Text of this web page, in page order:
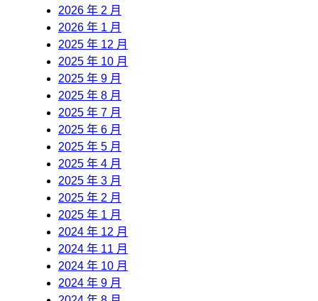
2026 年 2 月
2026 年 1 月
2025 年 12 月
2025 年 10 月
2025 年 9 月
2025 年 8 月
2025 年 7 月
2025 年 6 月
2025 年 5 月
2025 年 4 月
2025 年 3 月
2025 年 2 月
2025 年 1 月
2024 年 12 月
2024 年 11 月
2024 年 10 月
2024 年 9 月